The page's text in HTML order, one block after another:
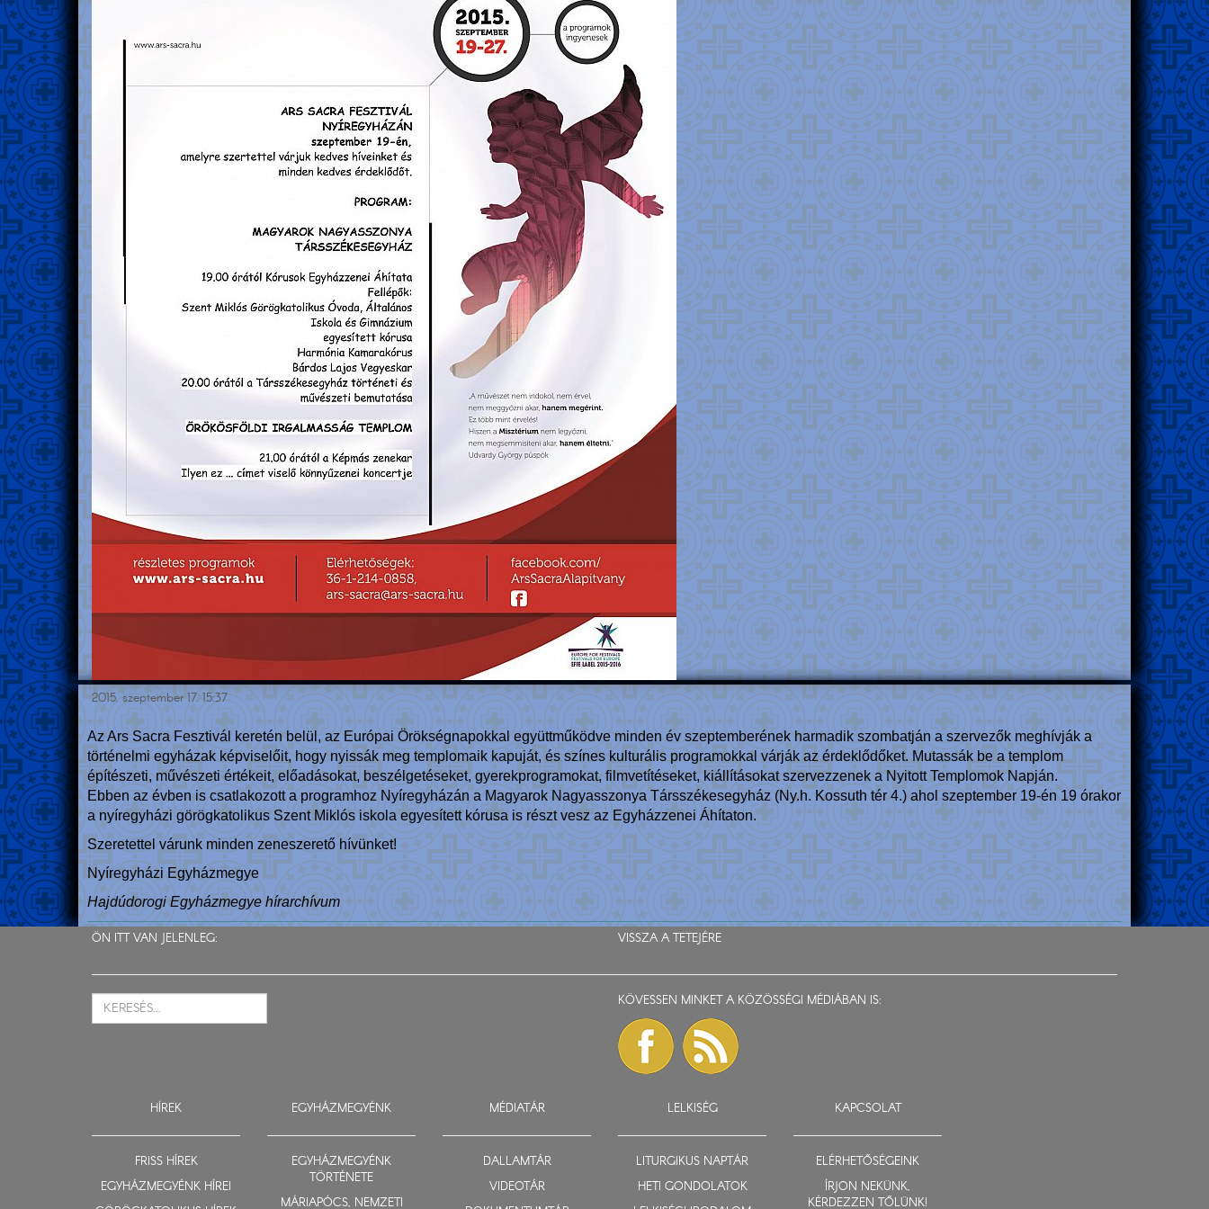
2015. szeptember 17. 15:37
Az Ars Sacra Fesztivál keretén belül, az Európai Örökségnapokkal együttműködve minden év szeptemberének harmadik szombatján a szervezők meghívják a
történelmi egyházak képviselőit, hogy nyissák meg templomaik kapuját, és színes kulturális programokkal várják az érdeklődőket. Mutassák be a templom
építészeti, művészeti értékeit, előadásokat, beszélgetéseket, gyerekprogramokat, filmvetítéseket, kiállításokat szervezzenek a Nyitott Templomok Napján.
Ebben az évben is csatlakozott a programhoz Nyíregyházán a Magyarok Nagyasszonya Társszékesegyház (Ny.h. Kossuth tér 4.) ahol szeptember 19-én 19 órakor
a nyíregyházi görögkatolikus Szent Miklós iskola egyesített kórusa is részt vesz az Egyházzenei Áhítaton.
Szeretettel várunk minden zeneszerető hívünket!
Nyíregyházi Egyházmegye
Hajdúdorogi Egyházmegye hírarchívum
ÖN ITT VAN JELENLEG: VISSZA A TETEJÉRE
KÖVESSEN MINKET A KÖZÖSSÉGI MÉDIÁBAN IS:
HÍREK
FRISS HÍREK
EGYHÁZMEGYÉNK HÍREI
EGYHÁZMEGYÉNK
EGYHÁZMEGYÉNK
TÖRTÉNETE
MÁRIAPÓCS, NEMZETI
MÉDIATÁR
DALLAMTÁR
VIDEOTÁR
LELKISÉG
LITURGIKUS NAPTÁR
HETI GONDOLATOK
KAPCSOLAT
ELÉRHETŐSÉGEINK
ÍRJON NEKÜNK,
KÉRDEZZEN TŐLÜNK!